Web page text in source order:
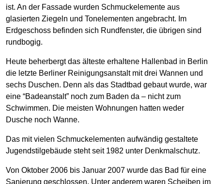
ist. An der Fassade wurden Schmuckelemente aus
glasierten Ziegeln und Tonelementen angebracht. Im
Erdgeschoss befinden sich Rundfenster, die übrigen sind
rundbogig.
Heute beherbergt das älteste erhaltene Hallenbad in Berlin
die letzte Berliner Reinigungsanstalt mit drei Wannen und
sechs Duschen. Denn als das Stadtbad gebaut wurde, war
eine “Badeanstalt” noch zum Baden da – nicht zum
Schwimmen. Die meisten Wohnungen hatten weder
Dusche noch Wanne.
Das mit vielen Schmuckelementen aufwändig gestaltete
Jugendstilgebäude steht seit 1982 unter Denkmalschutz.
Von Oktober 2006 bis Januar 2007 wurde das Bad für eine
Sanierung geschlossen. Unter anderem waren Scheiben im